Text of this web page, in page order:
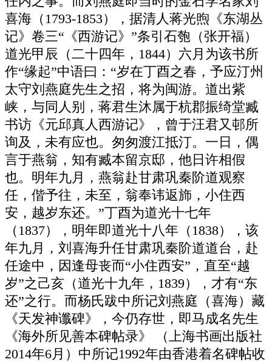
喜海（1793-1853），据清人蒋光煦《东湖丛
记》卷三“《西游记》”条引石匏（张开福）
道光甲辰（二十四年，1844）六月为该书所
作“缘起”中语曰：“岁在丁酉之春，予应汀州
太守刘燕庭先生之招，将为闽游。道出紫
峡，与同人别，蒋君生沐属于杭郡振绮堂臧
书访《元邱真人西游记》，曾于汪君又邨所
询及，未有应也。匆匆渡江抵汀。一日，偶
言于燕翁，知有臧本留京邸，他日许相假
也。明年九月，燕翁赴甘肃巩秦阶道观察
任，偕予往，未至，翁奉讳返斾，小住西
安，越岁东还。”丁酉为道光十七年
（1837），明年即道光十八年（1838），该
年九月，刘喜海升任甘肃巩秦阶道道台，赴
任途中，因逢母丧而“小住西安”，直至“越
岁”之己亥（道光十九年，1839），才有“东
还”之行。而杨氏跋中所记刘燕庭（喜海）藏
《天发神谶碑》，今仍存世，即马成名先生
《海外所见善本碑帖录》 （上海书画出版社
2014年6月）中所记1992年由香港着名碑帖收